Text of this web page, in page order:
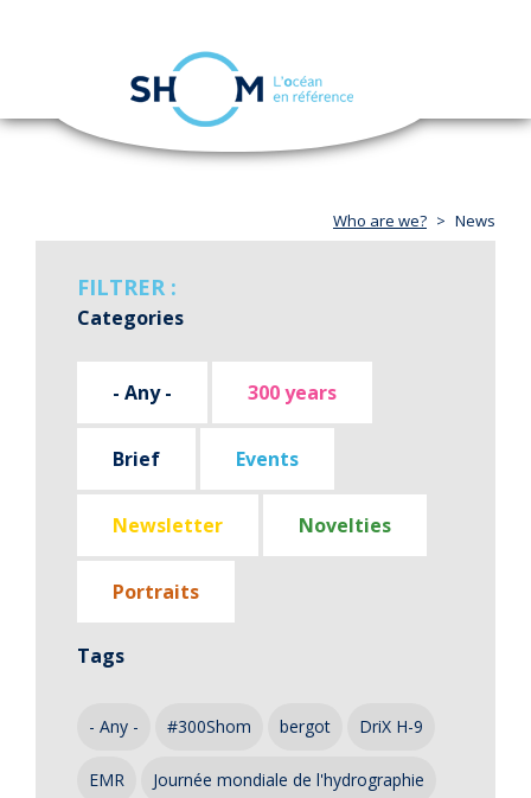
Skip
navigation
Who are we? News
FILTRER :
Categories
- Any - 300 years
Brief Events
Newsletter Novelties
Portraits
Tags
- Any - #300Shom bergot DriX H-9
EMR Journée mondiale de l'hydrographie